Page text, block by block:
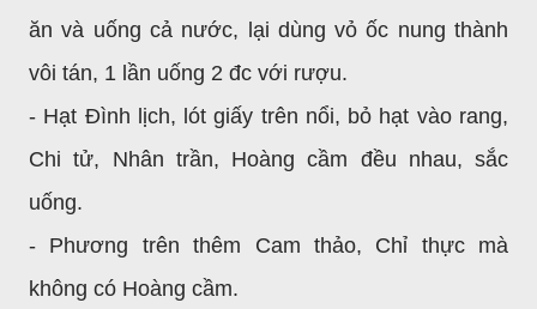
ăn và uống cả nước, lại dùng vỏ ốc nung thành
vôi tán, 1 lần uống 2 đc với rượu.
- Hạt Đình lịch, lót giấy trên nổi, bỏ hạt vào rang,
Chi tử, Nhân trần, Hoàng cầm đều nhau, sắc
uống.
- Phương trên thêm Cam thảo, Chỉ thực mà
không có Hoàng cầm.